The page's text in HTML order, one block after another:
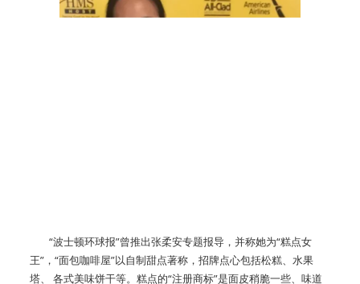
“波士顿环球报”曾推出张柔安专题报导，并称她为“糕点女
王”，“面包咖啡屋”以自制甜点著称，招牌点心包括松糕、水果
塔、 各式美味饼干等。糕点的“注册商标”是面皮稍脆一些、味道